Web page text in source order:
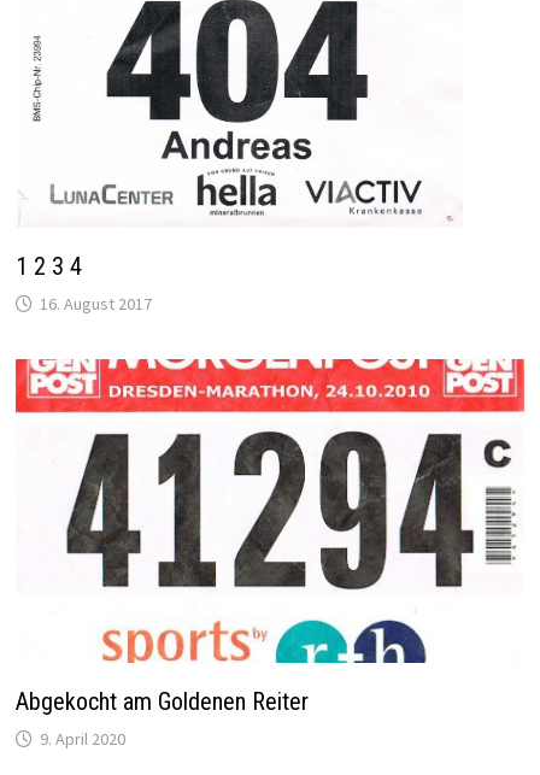
1 2 3 4
16. August 2017
Abgekocht am Goldenen Reiter
9. April 2020